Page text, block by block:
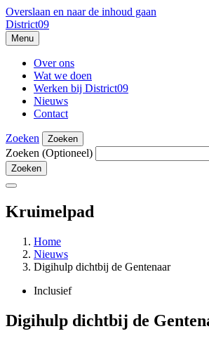
Overslaan en naar de inhoud gaan
District09
Menu
Over ons
Wat we doen
Werken bij District09
Nieuws
Contact
Zoeken Zoeken
Zoeken (Optioneel)
Kruimelpad
Home
Nieuws
Digihulp dichtbij de Gentenaar
Inclusief
Digihulp dichtbij de